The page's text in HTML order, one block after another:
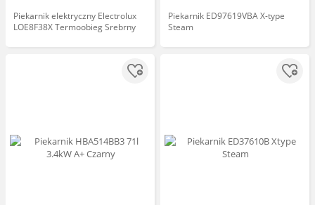
Piekarnik elektryczny Electrolux
LOE8F38X Termoobieg Srebrny
Piekarnik ED97619VBA X-type
Steam